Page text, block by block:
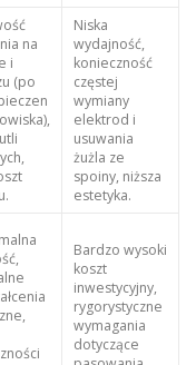
na
i
(po
Niska
wydajność,
konieczność
częstej
wymiany
elektrod i
usuwania
żużla ze
spoiny, niższa
estetyka.
Bardzo wysoki
koszt
inwestycyjny,
rygorystyczne
wymagania
dotyczące